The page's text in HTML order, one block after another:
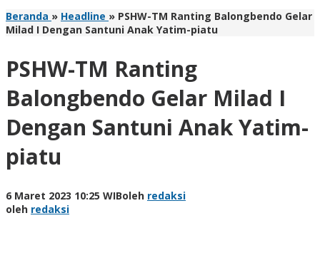
Beranda » Headline » PSHW-TM Ranting Balongbendo Gelar
Milad I Dengan Santuni Anak Yatim-piatu
PSHW-TM Ranting
Balongbendo Gelar Milad I
Dengan Santuni Anak Yatim-
piatu
6 Maret 2023 10:25 WIBoleh redaksi
oleh redaksi